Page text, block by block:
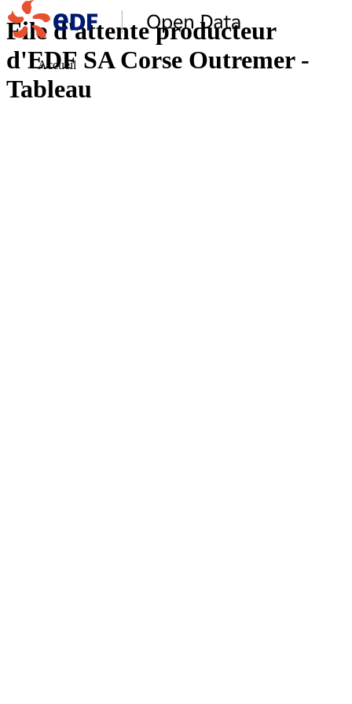
Accueil
File d'attente producteur
d'EDF SA Corse Outremer -
Tableau